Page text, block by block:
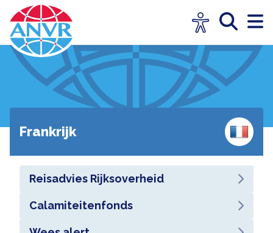
Frankrijk
Reisadvies Rijksoverheid
Calamiteitenfonds